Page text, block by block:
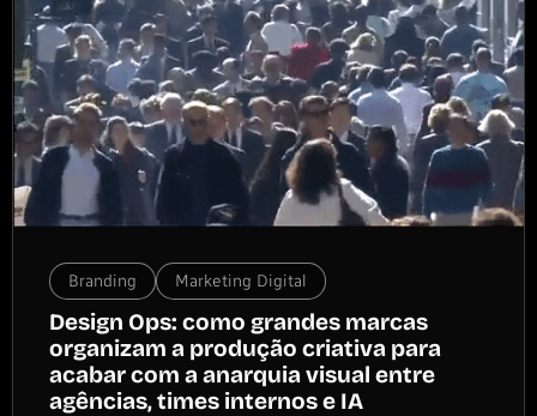
Branding Marketing Digital
Design Ops: como grandes marcas
organizam a produção criativa para
acabar com a anarquia visual entre
agências, times internos e IA